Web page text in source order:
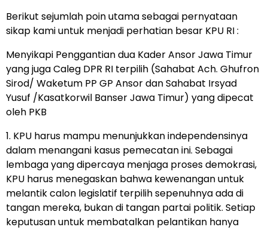
Berikut sejumlah poin utama sebagai pernyataan
sikap kami untuk menjadi perhatian besar KPU RI :
Menyikapi Penggantian dua Kader Ansor Jawa Timur
yang juga Caleg DPR RI terpilih (Sahabat Ach. Ghufron
Sirod/ Waketum PP GP Ansor dan Sahabat Irsyad
Yusuf /Kasatkorwil Banser Jawa Timur) yang dipecat
oleh PKB
1. KPU harus mampu menunjukkan independensinya
dalam menangani kasus pemecatan ini. Sebagai
lembaga yang dipercaya menjaga proses demokrasi,
KPU harus menegaskan bahwa kewenangan untuk
melantik calon legislatif terpilih sepenuhnya ada di
tangan mereka, bukan di tangan partai politik. Setiap
keputusan untuk membatalkan pelantikan hanya